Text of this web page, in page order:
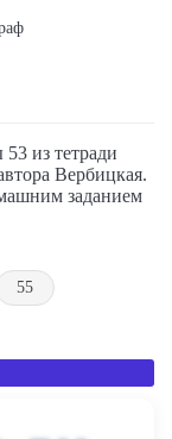
из тетради
Вербицкая.
заданием
55